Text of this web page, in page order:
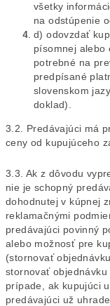
všetky
na odstúpenie
d) odovzdať
písomnej alebo
potrebné na
predpísané
slovenskom
doklad).
3.2. Predávajúci má
ceny od kupujúceho
3.3. Ak z dôvodu
nie je schopný
dohodnutej v kúpnej
reklamačnými
predávajúci povinný
alebo možnosť pre
(stornovať
stornovať
prípade, ak kupujúci
predávajúci už